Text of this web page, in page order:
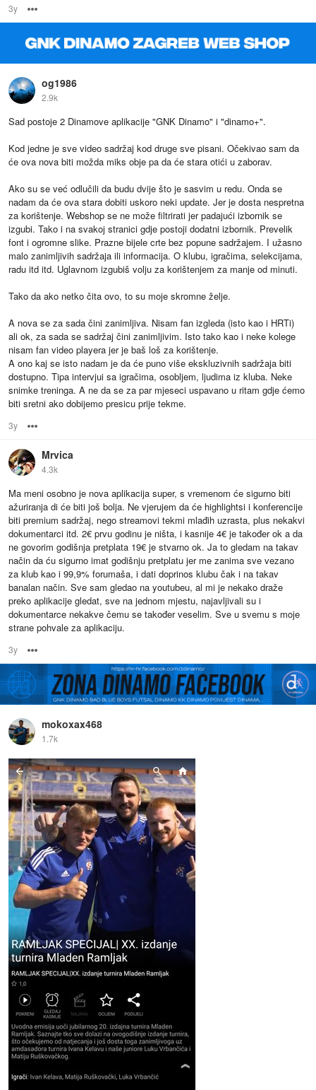
3y
og1986
2.9k
Sad postoje 2 Dinamove aplikacije "GNK Dinamo" i "dinamo+".
Kod jedne je sve video sadržaj kod druge sve pisani. Očekivao sam da
će ova nova biti možda miks obje pa da će stara otići u zaborav.
Ako su se već odlučili da budu dvije što je sasvim u redu. Onda se
nadam da će ova stara dobiti uskoro neki update. Jer je dosta nespretna
za korištenje. Webshop se ne može filtrirati jer padajući izbornik se
izgubi. Tako i na svakoj stranici gdje postoji dodatni izbornik. Prevelik
font i ogromne slike. Prazne bijele crte bez popune sadržajem. I užasno
malo zanimljivih sadržaja ili informacija. O klubu, igračima, selekcijama,
radu itd itd. Uglavnom izgubiš volju za korištenjem za manje od minuti.
Tako da ako netko čita ovo, to su moje skromne želje.
A nova se za sada čini zanimljiva. Nisam fan izgleda (isto kao i HRTi)
ali ok, za sada se sadržaj čini zanimljivim. Isto tako kao i neke kolege
nisam fan video playera jer je baš loš za korištenje.
A ono kaj se isto nadam je da će puno više ekskluzivnih sadržaja biti
dostupno. Tipa intervjui sa igračima, osobljem, ljudima iz kluba. Neke
snimke treninga. A ne da se za par mjeseci uspavano u ritam gdje ćemo
biti sretni ako dobijemo presicu prije tekme.
3y
Mrvica
4.3k
Ma meni osobno je nova aplikacija super, s vremenom će sigurno biti
ažuriranja di će biti još bolja. Ne vjerujem da će highlightsi i konferencije
biti premium sadržaj, nego streamovi tekmi mlađih uzrasta, plus nekakvi
dokumentarci itd. 2€ prvu godinu je ništa, i kasnije 4€ je također ok a da
ne govorim godišnja pretplata 19€ je stvarno ok. Ja to gledam na takav
način da ću sigurno imat godišnju pretplatu jer me zanima sve vezano
za klub kao i 99,9% forumaša, i dati doprinos klubu čak i na takav
banalan način. Sve sam gledao na youtubeu, al mi je nekako draže
preko aplikacije gledat, sve na jednom mjestu, najavljivali su i
dokumentarce nekakve čemu se također veselim. Sve u svemu s moje
strane pohvale za aplikaciju.
3y
mokoxax468
1.7k